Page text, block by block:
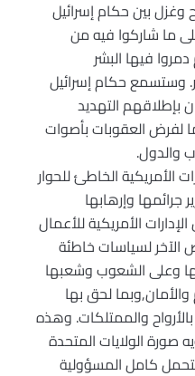
بين حكام إسرائيل
ما شاركوا فيه من
فيها البشر
وستسمع حكام إسرائيل
بإطلاقهم التهديد
لفرض العقوبات بأصوات
والدول.
الأمريكية الخاطئ للحوار
جرائمها وإرهابها
الأمريكية للأعمال
الآخر لسياسات خاطئة
وعلى الشعوب وشعبها
لحق بها
والممتلكات. وهذه
الولايات المتحدة
كامل المسؤولية